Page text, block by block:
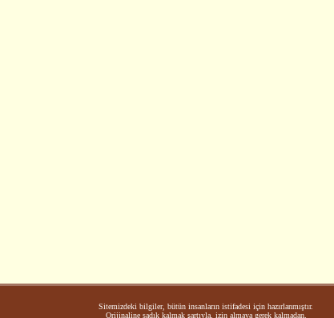
Sitemizdeki bilgiler, bütün insanların istifadesi için hazırlanmıştır.
Orijinaline sadık kalmak şartıyla, izin almaya gerek kalmadan,